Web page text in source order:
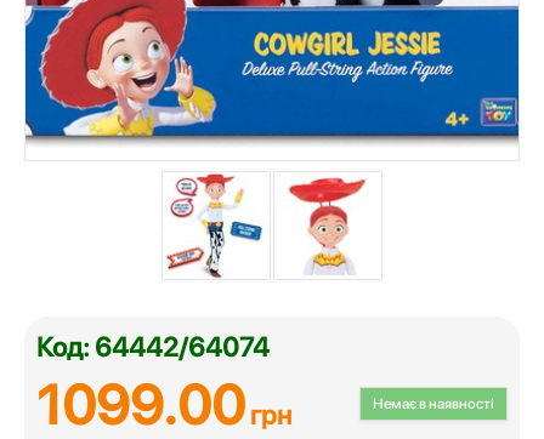
Код: 64442/64074
Немає в наявності
1099.00грн